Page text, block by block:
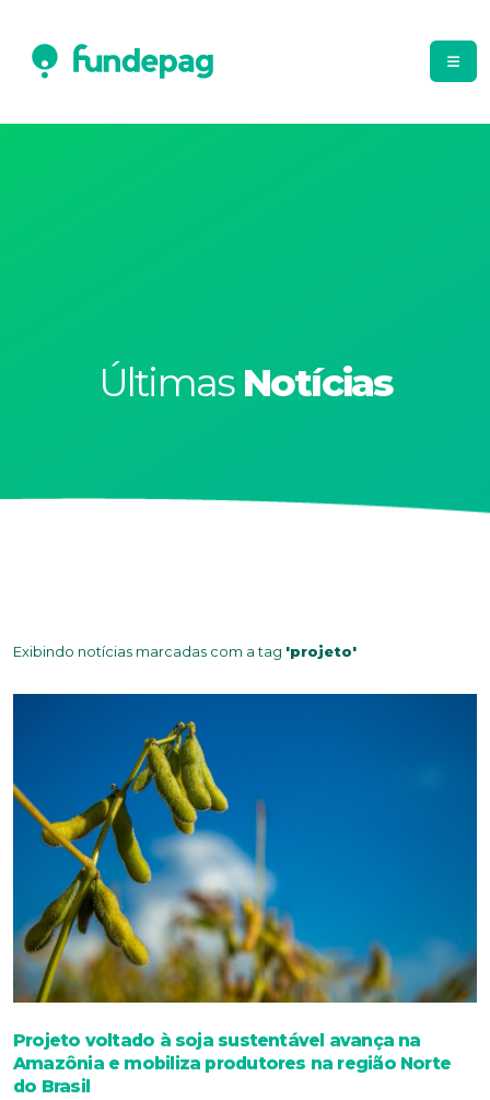
Últimas Notícias
Exibindo notícias marcadas com a tag 'projeto'
Projeto voltado à soja sustentável avança na
Amazônia e mobiliza produtores na região Norte
do Brasil